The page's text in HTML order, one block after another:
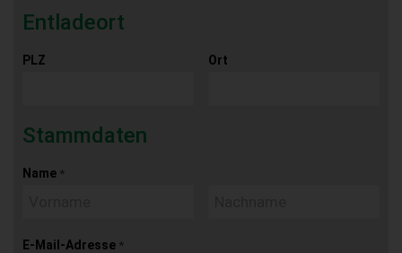
Entladeort
PLZ Ort
Stammdaten
Name *
E-Mail-Adresse *